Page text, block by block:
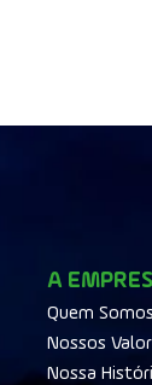
A
Quem Somos
Nossos
Nossa